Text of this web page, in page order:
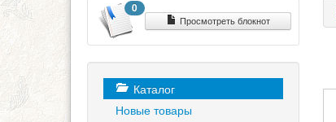
0
Просмотреть блокнот
Каталог
Новые товары